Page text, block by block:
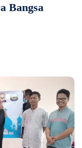
Bangsa